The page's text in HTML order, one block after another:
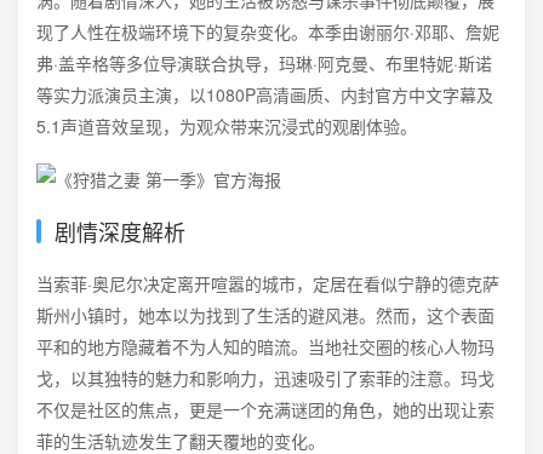
现了人性在极端环境下的复杂变化。本季由谢丽尔·邓耶、詹妮
弗·盖辛格等多位导演联合执导，玛琳·阿克曼、布里特妮·斯诺
等实力派演员主演，以1080P高清画质、内封官方中文字幕及
5.1声道音效呈现，为观众带来沉浸式的观剧体验。
剧情深度解析
当索菲·奥尼尔决定离开喧嚣的城市，定居在看似宁静的德克萨
斯州小镇时，她本以为找到了生活的避风港。然而，这个表面
平和的地方隐藏着不为人知的暗流。当地社交圈的核心人物玛
戈，以其独特的魅力和影响力，迅速吸引了索菲的注意。玛戈
不仅是社区的焦点，更是一个充满谜团的角色，她的出现让索
菲的生活轨迹发生了翻天覆地的变化。